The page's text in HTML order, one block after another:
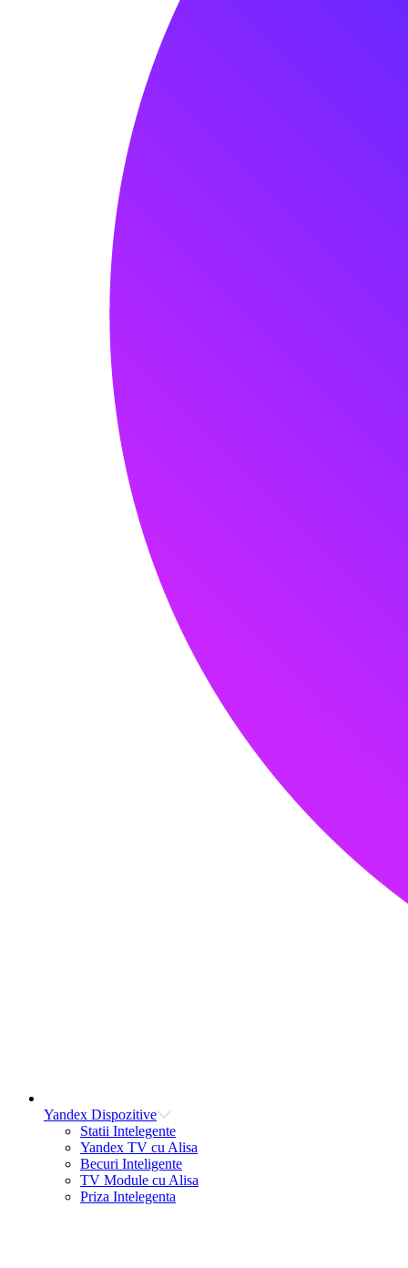
Yandex Dispozitive
Statii Intelegente
Yandex TV cu Alisa
Becuri Inteligente
TV Module cu Alisa
Priza Intelegenta